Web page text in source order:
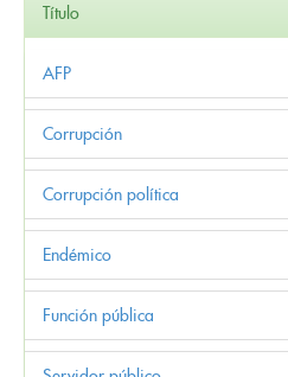
Título
AFP
Corrupción
Corrupción política
Endémico
Función pública